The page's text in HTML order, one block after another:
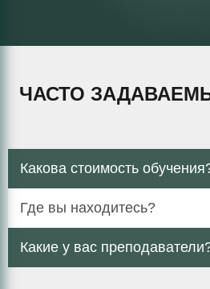
ЧАСТО
Какова стоимость
Где вы находитесь?
Какие у вас